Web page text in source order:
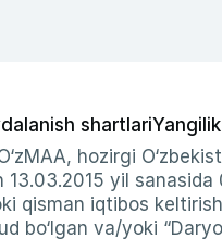
shartlari
hozirgi
yil
qisman iqtibos
bo‘lgan va/yoki